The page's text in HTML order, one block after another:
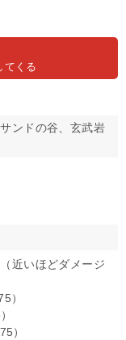
てくる
ンドの谷、玄武岩
近いほどダメージ
）
）